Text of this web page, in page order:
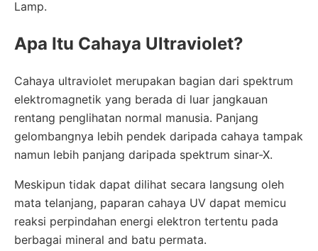
Lamp.
Apa Itu Cahaya Ultraviolet?
Cahaya ultraviolet merupakan bagian dari spektrum
elektromagnetik yang berada di luar jangkauan
rentang penglihatan normal manusia. Panjang
gelombangnya lebih pendek daripada cahaya tampak
namun lebih panjang daripada spektrum sinar-X.
Meskipun tidak dapat dilihat secara langsung oleh
mata telanjang, paparan cahaya UV dapat memicu
reaksi perpindahan energi elektron tertentu pada
berbagai mineral and batu permata.